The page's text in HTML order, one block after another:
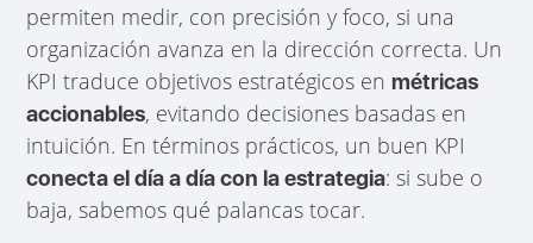
permiten medir, con precisión y foco, si una
organización avanza en la dirección correcta. Un
KPI traduce objetivos estratégicos enmétricas
accionables, evitando decisiones basadas en
intuición. En términos prácticos, un buen KPI
conecta el día a día con la estrategia: si sube o
baja, sabemos qué palancas tocar.